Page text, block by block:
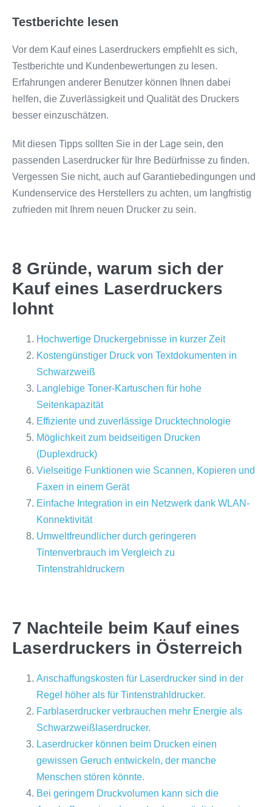
Testberichte lesen
Vor dem Kauf eines Laserdruckers empfiehlt es sich,
Testberichte und Kundenbewertungen zu lesen.
Erfahrungen anderer Benutzer können Ihnen dabei
helfen, die Zuverlässigkeit und Qualität des Druckers
besser einzuschätzen.
Mit diesen Tipps sollten Sie in der Lage sein, den
passenden Laserdrucker für Ihre Bedürfnisse zu finden.
Vergessen Sie nicht, auch auf Garantiebedingungen und
Kundenservice des Herstellers zu achten, um langfristig
zufrieden mit Ihrem neuen Drucker zu sein.
8 Gründe, warum sich der
Kauf eines Laserdruckers
lohnt
Hochwertige Druckergebnisse in kurzer Zeit
Kostengünstiger Druck von Textdokumenten in
Schwarzweiß
Langlebige Toner-Kartuschen für hohe
Seitenkapazität
Effiziente und zuverlässige Drucktechnologie
Möglichkeit zum beidseitigen Drucken
(Duplexdruck)
Vielseitige Funktionen wie Scannen, Kopieren und
Faxen in einem Gerät
Einfache Integration in ein Netzwerk dank WLAN-
Konnektivität
Umweltfreundlicher durch geringeren
Tintenverbrauch im Vergleich zu
Tintenstrahldruckern
7 Nachteile beim Kauf eines
Laserdruckers in Österreich
Anschaffungskosten für Laserdrucker sind in der
Regel höher als für Tintenstrahldrucker.
Farblaserdrucker verbrauchen mehr Energie als
Schwarzweißlaserdrucker.
Laserdrucker können beim Drucken einen
gewissen Geruch entwickeln, der manche
Menschen stören könnte.
Bei geringem Druckvolumen kann sich die